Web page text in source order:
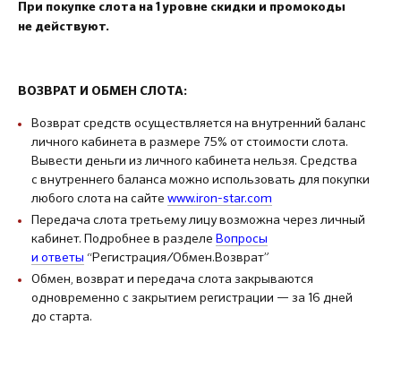
При покупке слота на 1 уровне скидки и промокоды
не действуют.
ВОЗВРАТ И ОБМЕН СЛОТА:
Возврат средств осуществляется на внутренний баланс
личного кабинета в размере 75% от стоимости слота.
Вывести деньги из личного кабинета нельзя. Средства
с внутреннего баланса можно использовать для покупки
любого слота на сайте www.iron-star.com
Передача слота третьему лицу возможна через личный
кабинет. Подробнее в разделе Вопросы
и ответы “Регистрация/Обмен.Возврат”
Обмен, возврат и передача слота закрываются
одновременно с закрытием регистрации — за 16 дней
до старта.